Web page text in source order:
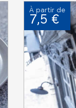
À partir de
7,5 €